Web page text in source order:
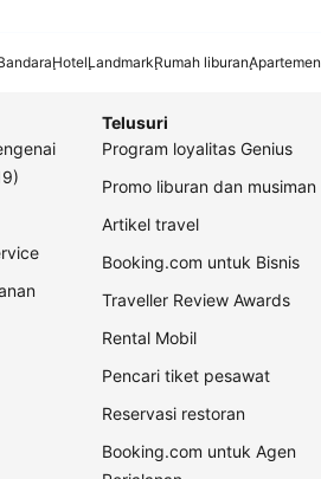
HotelLandmarkRumah liburanApartemen
Telusuri
Program loyalitas Genius
Promo liburan dan musiman
Artikel travel
Booking.com untuk Bisnis
Traveller Review Awards
Rental Mobil
Pencari tiket pesawat
Reservasi restoran
Booking.com untuk Agen